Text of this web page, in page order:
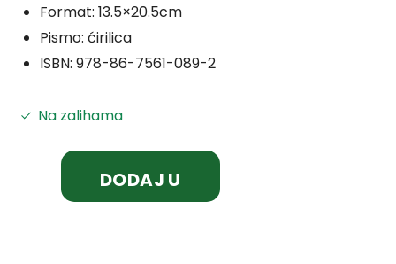
Format: 13.5×20.5cm
Pismo: ćirilica
ISBN: 978-86-7561-089-2
Na zalihama
DODAJ U